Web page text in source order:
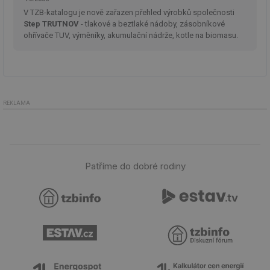
V TZB-katalogu je nově zařazen přehled výrobků společnosti
Step TRUTNOV - tlakové a beztlaké nádoby, zásobníkové
ohřívače TUV, výměníky, akumulační nádrže, kotle na biomasu.
REKLAMA
Patříme do dobré rodiny
Funkční soubory
Nezařazené
soubory
funkce webových stránek, jako je přihlášení
uživatele a správa účtu. Webové stránky nelze bez
nezbytně nutných souborů cookie správně používat.
Název
Provider
Doména
Vyprší